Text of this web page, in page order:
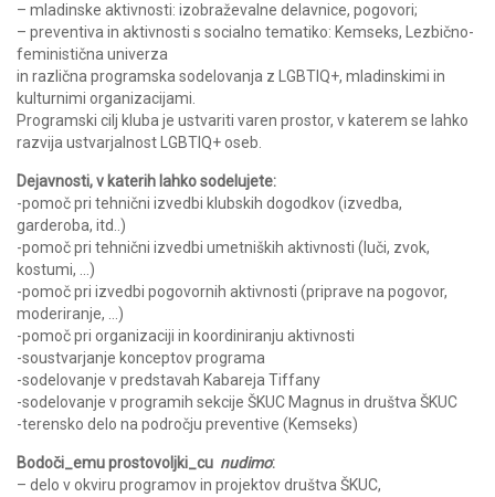
– mladinske aktivnosti: izobraževalne delavnice, pogovori;
– preventiva in aktivnosti s socialno tematiko: Kemseks, Lezbično-
feministična univerza
in različna programska sodelovanja z LGBTIQ+, mladinskimi in
kulturnimi organizacijami.
Programski cilj kluba je ustvariti varen prostor, v katerem se lahko
razvija ustvarjalnost LGBTIQ+ oseb.
Dejavnosti, v katerih lahko sodelujete:
-pomoč pri tehnični izvedbi klubskih dogodkov (izvedba,
garderoba, itd..)
-pomoč pri tehnični izvedbi umetniških aktivnosti (luči, zvok,
kostumi, …)
-pomoč pri izvedbi pogovornih aktivnosti (priprave na pogovor,
moderiranje, …)
-pomoč pri organizaciji in koordiniranju aktivnosti
-soustvarjanje konceptov programa
-sodelovanje v predstavah Kabareja Tiffany
-sodelovanje v programih sekcije ŠKUC Magnus in društva ŠKUC
-terensko delo na področju preventive (Kemseks)
Bodoči_emu prostovoljki_cu nudimo:
– delo v okviru programov in projektov društva ŠKUC,